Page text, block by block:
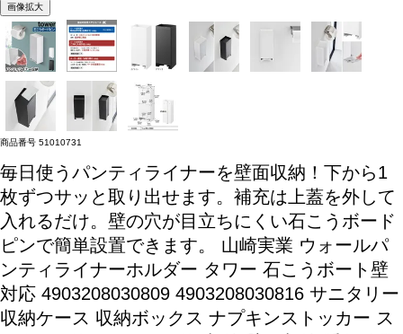
画像拡大
商品番号 51010731
毎日使うパンティライナーを壁面収納！下から1
枚ずつサッと取り出せます。補充は上蓋を外して
入れるだけ。壁の穴が目立ちにくい石こうボード
ピンで簡単設置できます。
山崎実業 ウォールパ
ンティライナーホルダー タワー 石こうボート壁
対応 4903208030809 4903208030816 サニタリー
収納ケース 収納ボックス ナプキンストッカー ス